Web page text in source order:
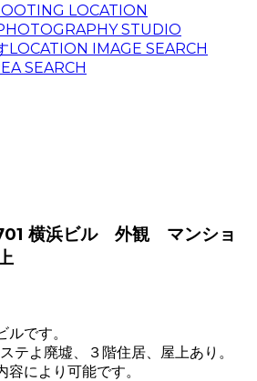
LOCATION
STUDIO
LOCATION IMAGE SEARCH
SEARCH
横浜ビル 外観 マンショ
です。
テよ廃墟、３階住居、屋上あり。
により可能です。